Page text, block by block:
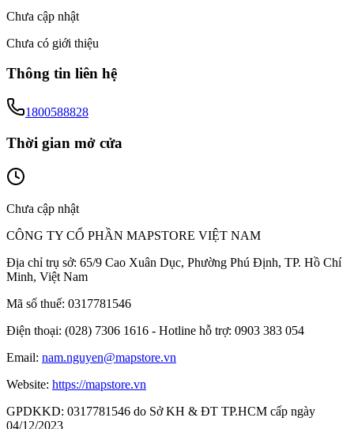
Chưa cập nhật
Chưa có giới thiệu
Thông tin liên hệ
1800588828
Thời gian mở cửa
Chưa cập nhật
CÔNG TY CỔ PHẦN MAPSTORE VIỆT NAM
Địa chỉ trụ sở: 65/9 Cao Xuân Dục, Phường Phú Định, TP. Hồ Chí
Minh, Việt Nam
Mã số thuế: 0317781546
Điện thoại: (028) 7306 1616 - Hotline hỗ trợ: 0903 383 054
Email: nam.nguyen@mapstore.vn
Website: https://mapstore.vn
GPDKKD: 0317781546 do Sở KH & ĐT TP.HCM cấp ngày
04/12/2023